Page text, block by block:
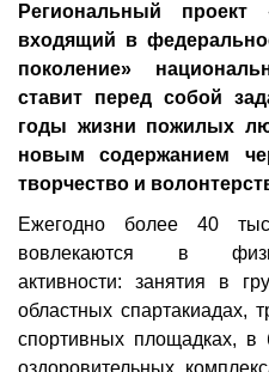
Региональный проект
входящий в
поколение»
ставит перед собой
годы жизни пожилых
новым содержанием
творчество и
Ежегодно более 40
вовлекаются в
активности: занятия в
областных спартакиадах,
спортивных площадках, в
оздоровительных